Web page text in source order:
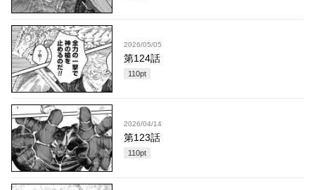
2026/05/05
第124話
110pt
2026/04/14
第123話
110pt